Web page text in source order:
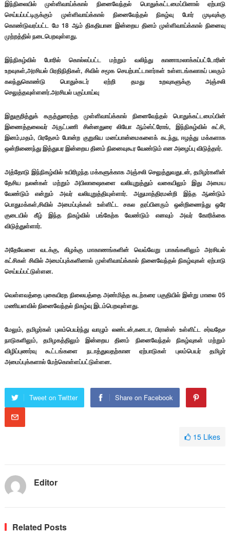
இந்நிலையில் முள்ளிவாய்க்கால் நினைவேந்தல் பொதுக்கட்டமைப்பினால் ஏற்பாடு
செய்யப்பட்டிருக்கும் முள்ளிவாய்க்கால் நினைவேந்தல் நிகழ்வு போர் முடிவுக்கு
கொண்டுவரப்பட்ட மே 18 ஆம் திகதியான இன்றைய தினம் முள்ளிவாய்க்கால் நினைவு
முற்றத்தில் நடைபெறவுள்ளது.
இந்நிகழ்வில் போரில் கொல்லப்பட்ட மற்றும் வலிந்து காணாமலாக்கப்பட்டோரின்
உறவுகள்,அரசியல் பிரதிநிதிகள், சிவில் சமூக செயற்பாட்டாளர்கள் உள்ளடங்கலாகப் பலரும்
கலந்துகொண்டு பொதுச்சுடர் ஏற்றி தமது உறவுகளுக்கு அஞ்சலி
செலுத்தவுள்ளனர்.அரசியல் பகுப்பாய்வு
இதுகுறித்துக் கருத்துரைத்த முள்ளிவாய்க்கால் நினைவேந்தல் பொதுக்கட்டமைப்பின்
இணைத்தலைவர் அருட்பணி சின்னதுரை லியோ ஆம்ஸ்ட்ரோங், இந்நிகழ்வில் கட்சி,
இனம்,மதம், பிரதேசம் போன்ற குறுகிய மனப்பான்மைகளைக் கடந்து, ஈழத்து மக்களாக
ஒன்றிணைந்து இத்துயர இன்றைய தினம் நினைவுகூர வேண்டும் என அழைப்பு விடுத்தார்.
அத்தோடு இந்நிகழ்வில் உயிரிழந்த மக்களுக்காக அஞ்சலி செலுத்துவதுடன், தமிழர்களின்
தேசிய நலன்கள் மற்றும் அபிலாஷைகளை வலியுறுத்தும் வகையிலும் இது அமைய
வேண்டும் என்றும் அவர் வலியுறுத்தியுள்ளார். அதுமாத்திரமன்றி இந்த ஆண்டும்
பொதுமக்கள்,சிவில் அமைப்புக்கள் உள்ளிட்ட சகல தரப்பினரும் ஒன்றிணைந்து ஒரே
குடையில் கீழ் இந்த நிகழ்வில் பங்கேற்க வேண்டும் எனவும் அவர் கோரிக்கை
விடுத்துள்ளார்.
அதேவேளை வடக்கு, கிழக்கு மாகாணங்களின் வெவ்வேறு பாகங்களிலும் அரசியல்
கட்சிகள் சிவில் அமைப்புக்களினால் முள்ளிவாய்க்கால் நினைவேந்தல் நிகழ்வுகள் ஏற்பாடு
செய்யப்பட்டுள்ளன.
வெள்ளவத்தை புகையிரத நிலையத்தை அண்மித்த கடற்கரை பகுதியில் இன்று மாலை 05
மணியளவில் நினைவேந்தல் நிகழ்வு இடம்பெறவுள்ளது.
மேலும், தமிழர்கள் புலம்பெயர்ந்து வாழும் லண்டன்,கனடா, பிரான்ஸ் உள்ளிட்ட சர்வதேச
நாடுகளிலும், தமிழகத்திலும் இன்றைய தினம் நினைவேந்தல் நிகழ்வுகள் மற்றும்
விழிப்புணர்வு கூட்டங்களை நடாத்துவதற்கான ஏற்பாடுகள் புலம்பெயர் தமிழர்
அமைப்புக்களால் மேற்கொள்ளப்பட்டுள்ளன.
Tweet on Twitter Share on Facebook
15 Likes
Editor
Related Posts